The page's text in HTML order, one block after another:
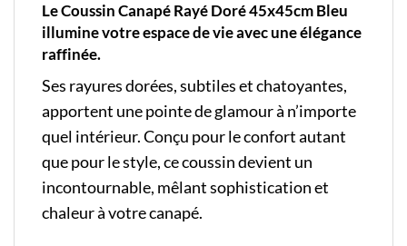
Le Coussin Canapé Rayé Doré 45x45cm Bleu
illumine votre espace de vie avec une élégance
raffinée.
Ses rayures dorées, subtiles et chatoyantes,
apportent une pointe de glamour à n’importe
quel intérieur. Conçu pour le confort autant
que pour le style, ce coussin devient un
incontournable, mêlant sophistication et
chaleur à votre canapé.